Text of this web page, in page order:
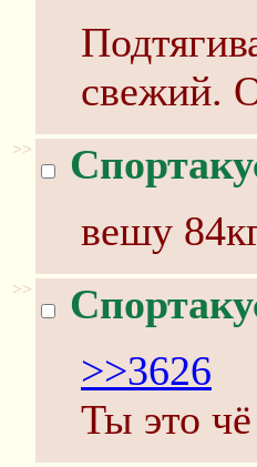
свежий.
>>
вешу
>>
>>3626
Ты это чё